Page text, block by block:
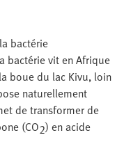
bactérie
bactérie vit en Afrique
boue du lac Kivu, loin
naturellement
de transformer de
(CO2) en acide